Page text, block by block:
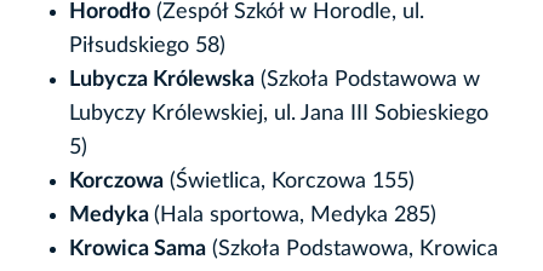
Horodło (Zespół Szkół w Horodle, ul.
Piłsudskiego 58)
Lubycza Królewska (Szkoła Podstawowa w
Lubyczy Królewskiej, ul. Jana III Sobieskiego
5)
Korczowa (Świetlica, Korczowa 155)
Medyka (Hala sportowa, Medyka 285)
Krowica Sama (Szkoła Podstawowa, Krowica